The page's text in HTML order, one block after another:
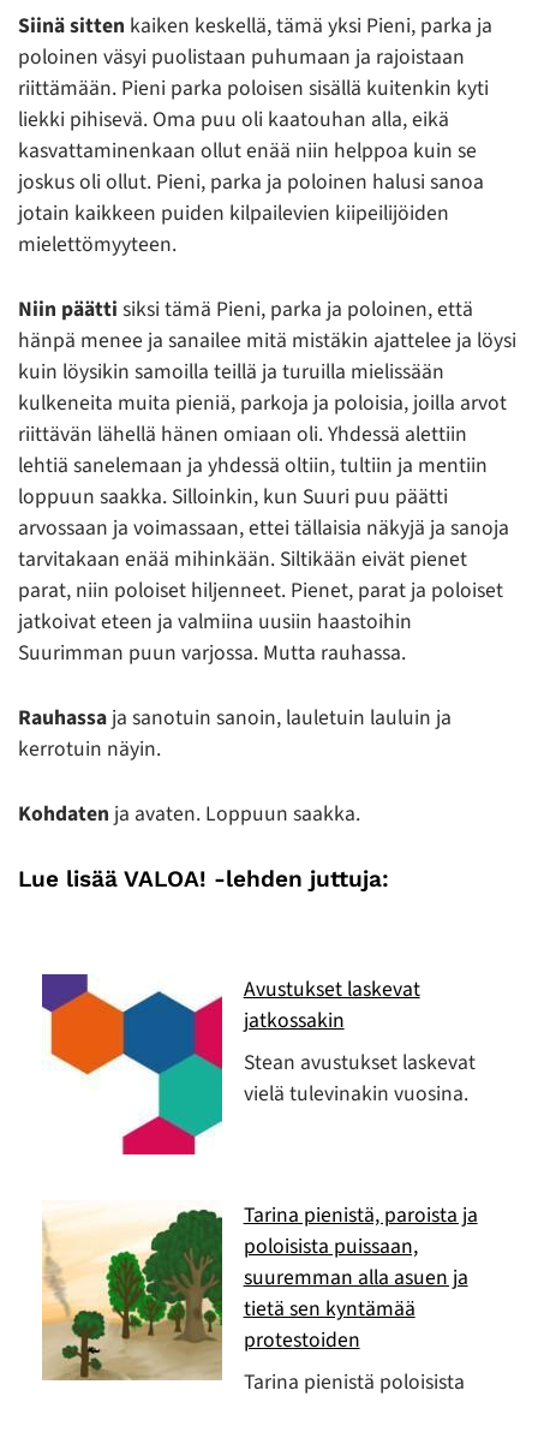
Siinä sitten kaiken keskellä, tämä yksi Pieni, parka ja
poloinen väsyi puolistaan puhumaan ja rajoistaan
riittämään. Pieni parka poloisen sisällä kuitenkin kyti
liekki pihisevä. Oma puu oli kaatouhan alla, eikä
kasvattaminenkaan ollut enää niin helppoa kuin se
joskus oli ollut. Pieni, parka ja poloinen halusi sanoa
jotain kaikkeen puiden kilpailevien kiipeilijöiden
mielettömyyteen.
Niin päätti siksi tämä Pieni, parka ja poloinen, että
hänpä menee ja sanailee mitä mistäkin ajattelee ja löysi
kuin löysikin samoilla teillä ja turuilla mielissään
kulkeneita muita pieniä, parkoja ja poloisia, joilla arvot
riittävän lähellä hänen omiaan oli. Yhdessä alettiin
lehtiä sanelemaan ja yhdessä oltiin, tultiin ja mentiin
loppuun saakka. Silloinkin, kun Suuri puu päätti
arvossaan ja voimassaan, ettei tällaisia näkyjä ja sanoja
tarvitakaan enää mihinkään. Siltikään eivät pienet
parat, niin poloiset hiljenneet. Pienet, parat ja poloiset
jatkoivat eteen ja valmiina uusiin haastoihin
Suurimman puun varjossa. Mutta rauhassa.
Rauhassa ja sanotuin sanoin, lauletuin lauluin ja
kerrotuin näyin.
Kohdaten ja avaten. Loppuun saakka.
Lue lisää VALOA! -lehden juttuja:
Avustukset laskevat
jatkossakin
Stean avustukset laskevat
vielä tulevinakin vuosina.
Tarina pienistä, paroista ja
poloisista puissaan,
suuremman alla asuen ja
tietä sen kyntämää
protestoiden
Tarina pienistä poloisista